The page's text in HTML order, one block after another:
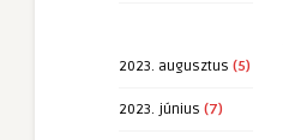
2023. augusztus (5)
2023. június (7)